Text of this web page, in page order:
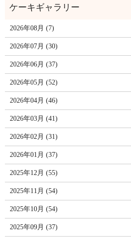
2026年08月 (7)
2026年07月 (30)
2026年06月 (37)
2026年05月 (52)
2026年04月 (46)
2026年03月 (41)
2026年02月 (31)
2026年01月 (37)
2025年12月 (55)
2025年11月 (54)
2025年10月 (54)
2025年09月 (37)